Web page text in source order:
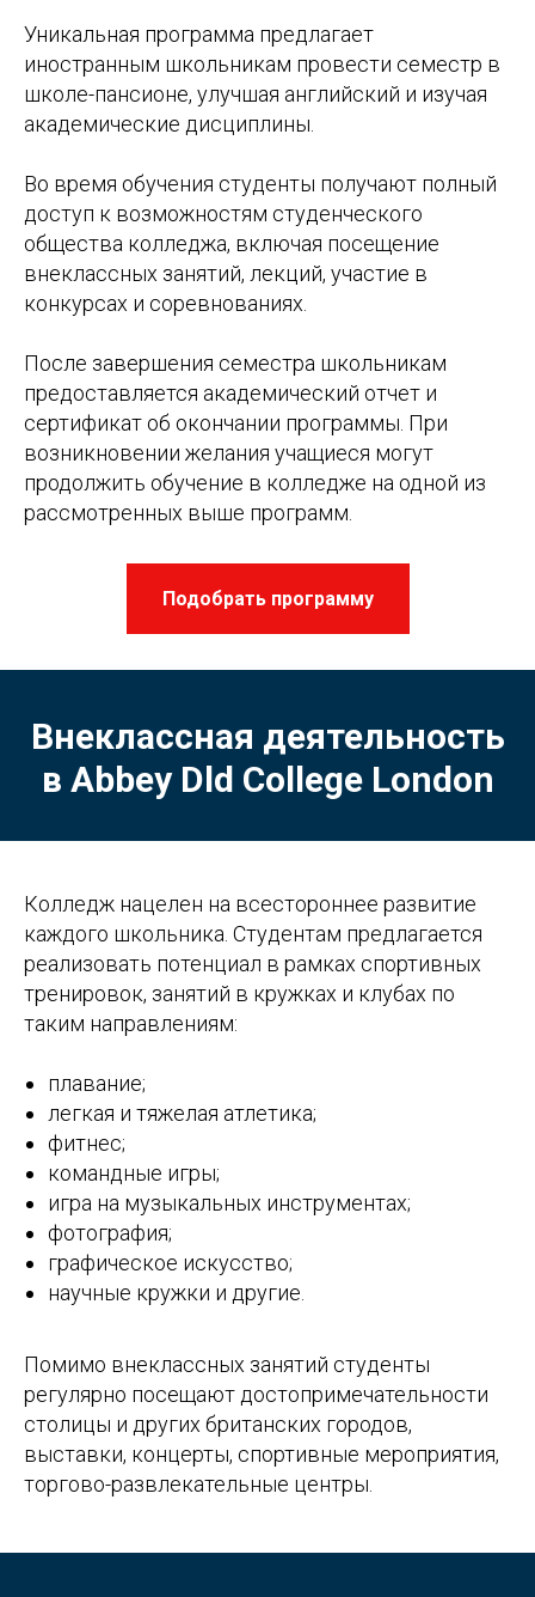
Уникальная программа предлагает
иностранным школьникам провести семестр в
школе-пансионе, улучшая английский и изучая
академические дисциплины.
Во время обучения студенты получают полный
доступ к возможностям студенческого
общества колледжа, включая посещение
внеклассных занятий, лекций, участие в
конкурсах и соревнованиях.
После завершения семестра школьникам
предоставляется академический отчет и
сертификат об окончании программы. При
возникновении желания учащиеся могут
продолжить обучение в колледже на одной из
рассмотренных выше программ.
Подобрать программу
Внеклассная деятельность
в Abbey Dld College London
Колледж нацелен на всестороннее развитие
каждого школьника. Студентам предлагается
реализовать потенциал в рамках спортивных
тренировок, занятий в кружках и клубах по
таким направлениям:
плавание;
легкая и тяжелая атлетика;
фитнес;
командные игры;
игра на музыкальных инструментах;
фотография;
графическое искусство;
научные кружки и другие.
Помимо внеклассных занятий студенты
регулярно посещают достопримечательности
столицы и других британских городов,
выставки, концерты, спортивные мероприятия,
торгово-развлекательные центры.